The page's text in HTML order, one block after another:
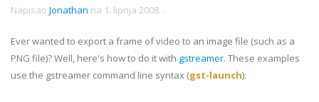
Napisao Jonathan na 1. lipnja 2008. .
Ever wanted to export a frame of video to an image file (such as a
PNG file)? Well, here's how to do it with gstreamer. These examples
use the gstreamer command line syntax (gst-launch):